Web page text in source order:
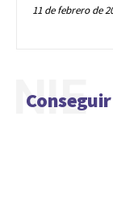
11 de febrero de
NIE